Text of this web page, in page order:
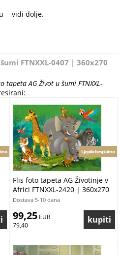
- vidi dolje.
FTNXXL-0407 | 360x270
tapeta AG Život u šumi FTNXXL-
Flis foto tapeta AG Životinje v
Africi FTNXXL-2420 | 360x270
cm
Ljepilo besplatno
Dostava 5-10 dana
99,25 EUR
79,40